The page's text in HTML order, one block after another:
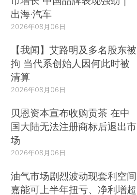
出海·汽车
2026年08月06日
【我闻】艾路明及多名股东被
拘 当代系创始人因何此时被
清算
2026年08月06日
贝恩资本宣布收购贡茶 在中
国大陆无法注册商标后退出市
场
2026年08月06日
油气市场剧烈波动现套利空间
嘉能可上半年扭亏、净利增超